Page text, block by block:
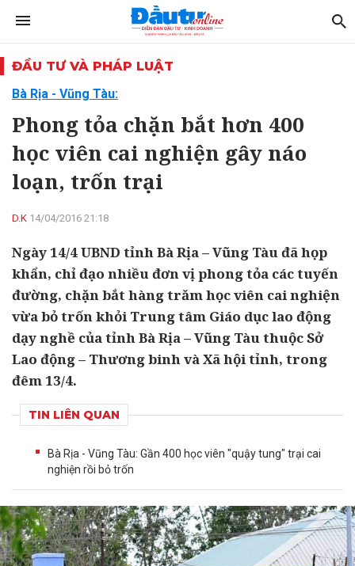
ĐẦU TƯ VÀ PHÁP LUẬT
Bà Rịa - Vũng Tàu:
Phong tỏa chặn bắt hơn 400
học viên cai nghiện gây náo
loạn, trốn trại
D.K 14/04/2016 21:18
Ngày 14/4 UBND tỉnh Bà Rịa – Vũng Tàu đã họp
khẩn, chỉ đạo nhiều đơn vị phong tỏa các tuyến
đường, chặn bắt hàng trăm học viên cai nghiện
vừa bỏ trốn khỏi Trung tâm Giáo dục lao động
dạy nghề của tỉnh Bà Rịa – Vũng Tàu thuộc Sở
Lao động – Thương binh và Xã hội tỉnh, trong
đêm 13/4.
TIN LIÊN QUAN
Bà Rịa - Vũng Tàu: Gần 400 học viên "quậy tung" trại cai
nghiện rồi bỏ trốn